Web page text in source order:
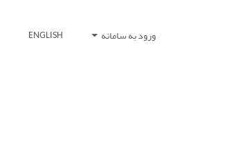
ورود به سامانه ENGLISH